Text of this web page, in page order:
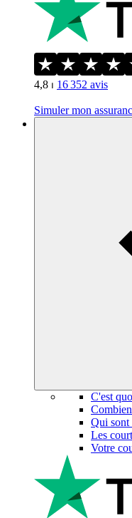
4,8 ⏐ 16 352 avis
Simuler mon
C'est
Qui sont
Les
Votre